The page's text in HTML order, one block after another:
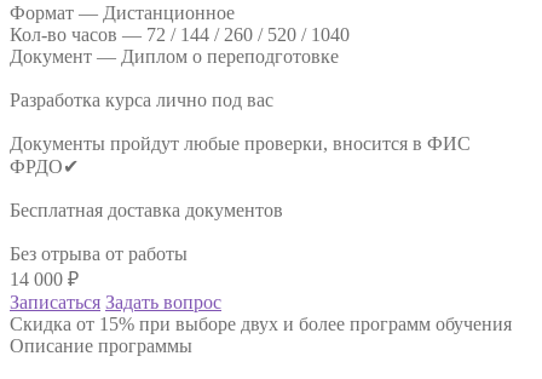
Формат — Дистанционное
Кол-во часов — 72 / 144 / 260 / 520 / 1040
Документ — Диплом о переподготовке
Разработка курса лично под вас
Документы пройдут любые проверки, вносится в ФИС
ФРДО✔
Бесплатная доставка документов
Без отрыва от работы
14 000 ₽
Записаться Задать вопрос
Скидка от 15% при выборе двух и более программ обучения
Описание программы